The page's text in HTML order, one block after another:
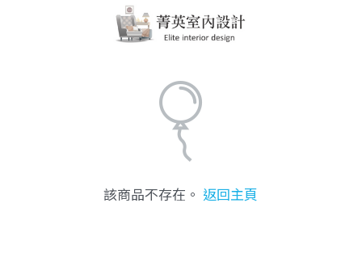
該商品不存在。 返回主頁